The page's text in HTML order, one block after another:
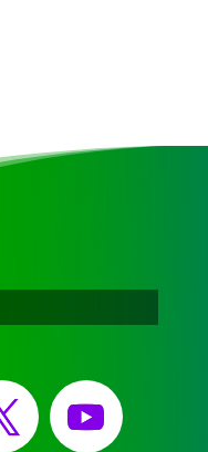
YouTube